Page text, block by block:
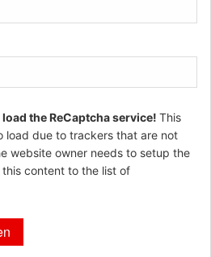
the ReCaptcha service! This
load due to trackers that are not
website owner needs to setup the
content to the list of